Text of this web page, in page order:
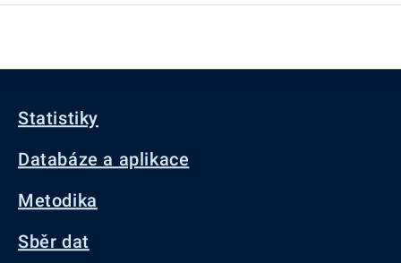
Statistiky
Databáze a aplikace
Metodika
Sběr dat